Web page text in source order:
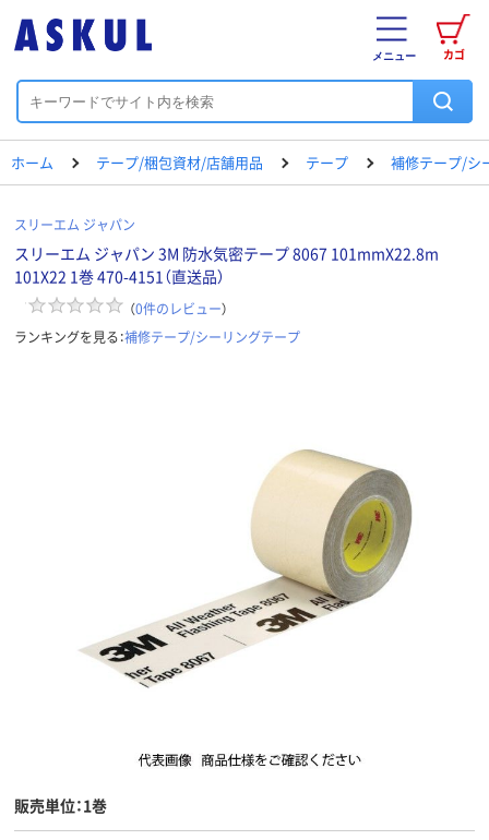
カゴ
メニュー
ホーム テープ/梱包資材/店舗用品 テープ 補修テープ/シ
スリーエム ジャパン
スリーエム ジャパン 3M 防水気密テープ 8067 101mmX22.8m
101X22 1巻 470-4151（直送品）
（0件のレビュー）
ランキングを見る：補修テープ/シーリングテープ
販売単位：1巻